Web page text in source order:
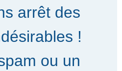
arrêt des
!
ou un